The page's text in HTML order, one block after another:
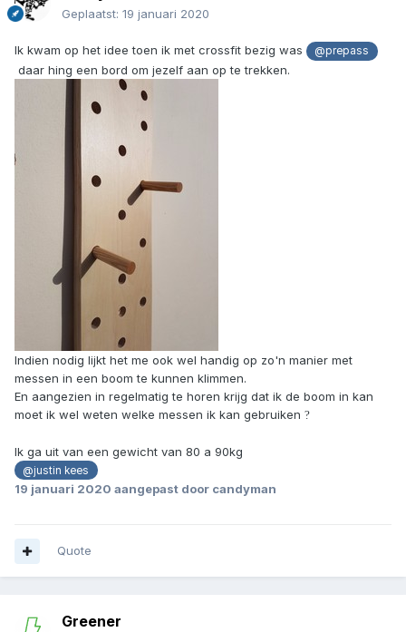
Geplaatst: 19 januari 2020
Ik kwam op het idee toen ik met crossfit bezig was @prepass
daar hing een bord om jezelf aan op te trekken.
Indien nodig lijkt het me ook wel handig op zo'n manier met
messen in een boom te kunnen klimmen.
En aangezien in regelmatig te horen krijg dat ik de boom in kan
moet ik wel weten welke messen ik kan gebruiken ?
Ik ga uit van een gewicht van 80 a 90kg
@justin kees
19 januari 2020 aangepast door candyman
Quote
Greener